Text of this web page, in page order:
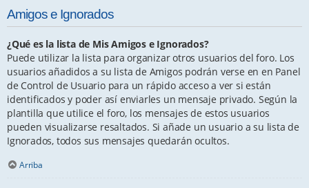
Amigos e Ignorados
¿Qué es la lista de Mis Amigos e Ignorados?
Puede utilizar la lista para organizar otros usuarios del foro. Los
usuarios añadidos a su lista de Amigos podrán verse en en Panel
de Control de Usuario para un rápido acceso a ver si están
identificados y poder así enviarles un mensaje privado. Según la
plantilla que utilice el foro, los mensajes de estos usuarios
pueden visualizarse resaltados. Si añade un usuario a su lista de
Ignorados, todos sus mensajes quedarán ocultos.
Arriba